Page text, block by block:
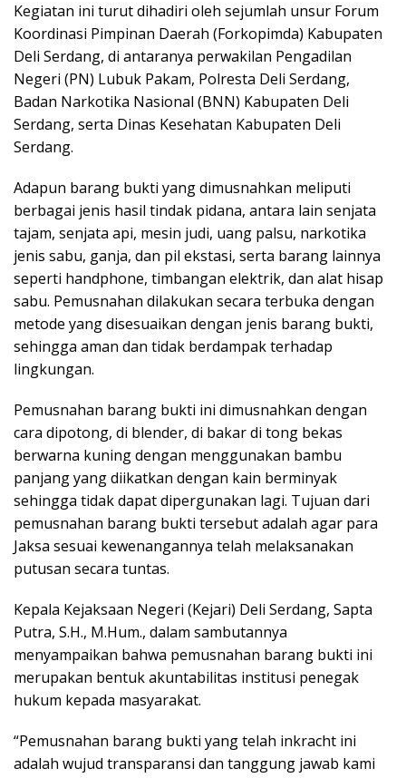
Kegiatan ini turut dihadiri oleh sejumlah unsur Forum
Koordinasi Pimpinan Daerah (Forkopimda) Kabupaten
Deli Serdang, di antaranya perwakilan Pengadilan
Negeri (PN) Lubuk Pakam, Polresta Deli Serdang,
Badan Narkotika Nasional (BNN) Kabupaten Deli
Serdang, serta Dinas Kesehatan Kabupaten Deli
Serdang.
Adapun barang bukti yang dimusnahkan meliputi
berbagai jenis hasil tindak pidana, antara lain senjata
tajam, senjata api, mesin judi, uang palsu, narkotika
jenis sabu, ganja, dan pil ekstasi, serta barang lainnya
seperti handphone, timbangan elektrik, dan alat hisap
sabu. Pemusnahan dilakukan secara terbuka dengan
metode yang disesuaikan dengan jenis barang bukti,
sehingga aman dan tidak berdampak terhadap
lingkungan.
Pemusnahan barang bukti ini dimusnahkan dengan
cara dipotong, di blender, di bakar di tong bekas
berwarna kuning dengan menggunakan bambu
panjang yang diikatkan dengan kain berminyak
sehingga tidak dapat dipergunakan lagi. Tujuan dari
pemusnahan barang bukti tersebut adalah agar para
Jaksa sesuai kewenangannya telah melaksanakan
putusan secara tuntas.
Kepala Kejaksaan Negeri (Kejari) Deli Serdang, Sapta
Putra, S.H., M.Hum., dalam sambutannya
menyampaikan bahwa pemusnahan barang bukti ini
merupakan bentuk akuntabilitas institusi penegak
hukum kepada masyarakat.
“Pemusnahan barang bukti yang telah inkracht ini
adalah wujud transparansi dan tanggung jawab kami